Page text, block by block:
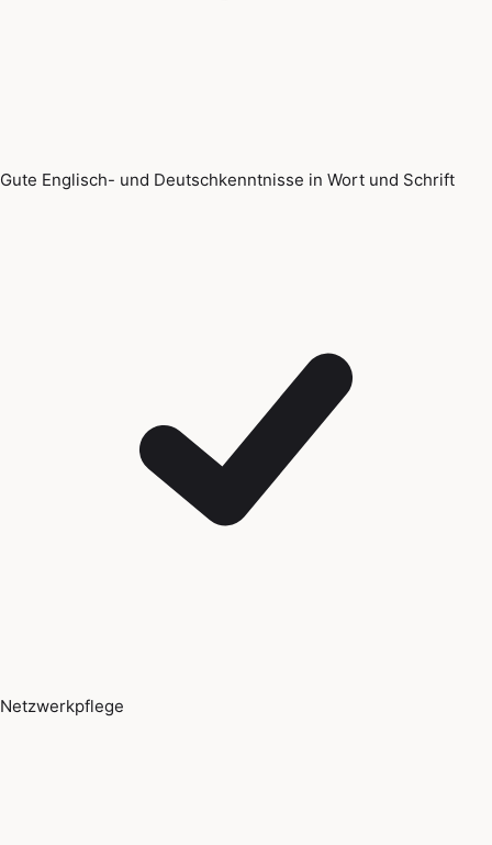
Gute Englisch- und Deutschkenntnisse in Wort und Schrift
Netzwerkpflege